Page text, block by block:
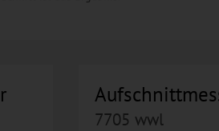
7705 wwl